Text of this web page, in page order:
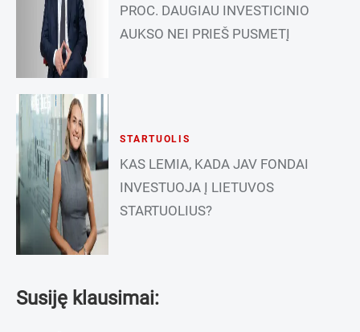
PROC. DAUGIAU INVESTICINIO
AUKSO NEI PRIEŠ PUSMETĮ
STARTUOLIS
KAS LEMIA, KADA JAV FONDAI
INVESTUOJA Į LIETUVOS
STARTUOLIUS?
Susiję klausimai: